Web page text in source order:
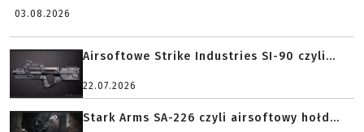
03.08.2026
Airsoftowe Strike Industries SI-90 czyli...
22.07.2026
Stark Arms SA-226 czyli airsoftowy hołd...